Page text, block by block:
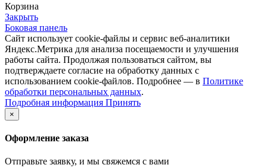
Корзина
Закрыть
Боковая панель
Сайт использует cookie-файлы и сервис веб-аналитики
Яндекс.Метрика для анализа посещаемости и улучшения
работы сайта. Продолжая пользоваться сайтом, вы
подтверждаете согласие на обработку данных с
использованием cookie-файлов. Подробнее — в Политике
обработки персональных данных.
Подробная информация Подробная
Принять
×
Оформление заказа
Отправьте заявку, и мы свяжемся с вами